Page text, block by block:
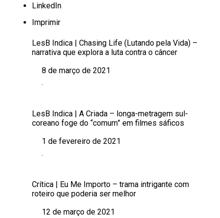
LinkedIn
Imprimir
LesB Indica | Chasing Life (Lutando pela Vida) –
narrativa que explora a luta contra o câncer
Data
8 de março de 2021
Em relação a
.
LesB Indica | A Criada – longa-metragem sul-
coreano foge do “comum” em filmes sáficos
Data1 de fevereiro de 2021
Em relação a
.
Crítica | Eu Me Importo – trama intrigante com
roteiro que poderia ser melhor
Data12 de março de 2021